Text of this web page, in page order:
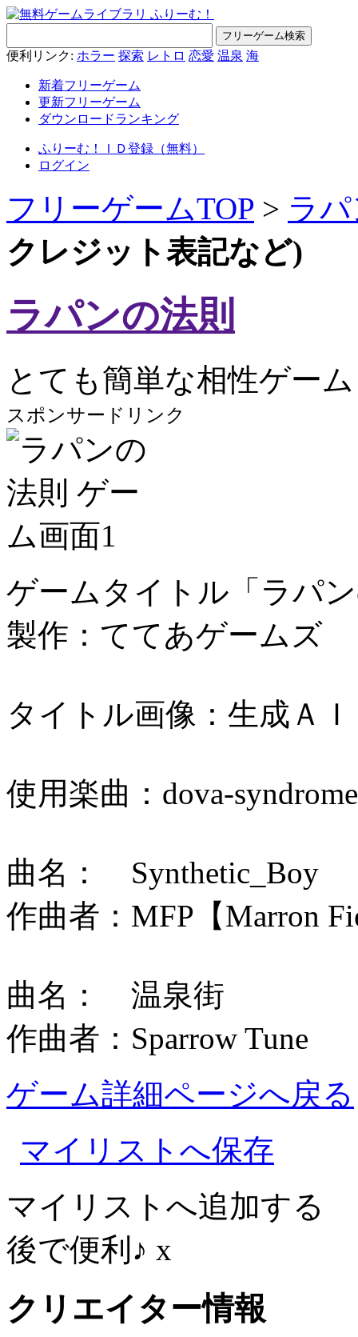
便利リンク: ホラー 探索 レトロ 恋愛 温泉 海
新着フリーゲーム
更新フリーゲーム
ダウンロードランキング
ふりーむ！ＩＤ登録（無料）
ログイン
フリーゲームTOP > ラ
クレジット表記など)
ラパンの法則
とても簡単な相性ゲーム
スポンサードリンク
ゲームタイトル「ラパ
製作：ててあゲームズ
タイトル画像：生成ＡＩ
使用楽曲：dova-syndrome
曲名： Synthetic_Boy
作曲者：MFP【Marron
曲名： 温泉街
作曲者：Sparrow Tune
ゲーム詳細ページへ戻る
マイリストへ保存
マイリストへ追加する
後で便利♪ x
クリエイター情報